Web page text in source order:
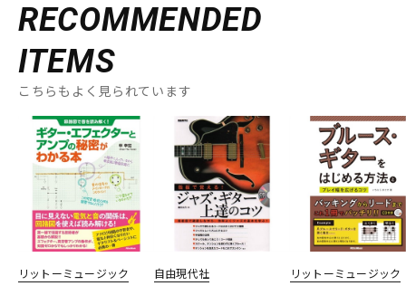
RECOMMENDED
ITEMS
こちらもよく見られています
リットーミュージック
自由現代社
リットーミュージック